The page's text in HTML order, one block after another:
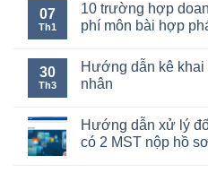
07
Th1
10 trường hợp
phí môn bài hợp
30
Th3
Hướng dẫn kê khai
nhân
Hướng dẫn xử lý
có 2 MST nộp hồ